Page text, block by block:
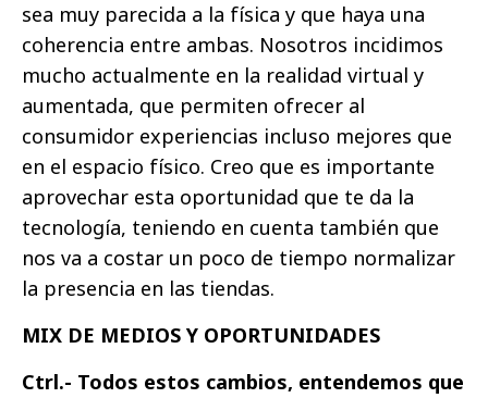
sea muy parecida a la física y que haya una
coherencia entre ambas. Nosotros incidimos
mucho actualmente en la realidad virtual y
aumentada, que permiten ofrecer al
consumidor experiencias incluso mejores que
en el espacio físico. Creo que es importante
aprovechar esta oportunidad que te da la
tecnología, teniendo en cuenta también que
nos va a costar un poco de tiempo normalizar
la presencia en las tiendas.
MIX DE MEDIOS Y OPORTUNIDADES
Ctrl.- Todos estos cambios, entendemos que